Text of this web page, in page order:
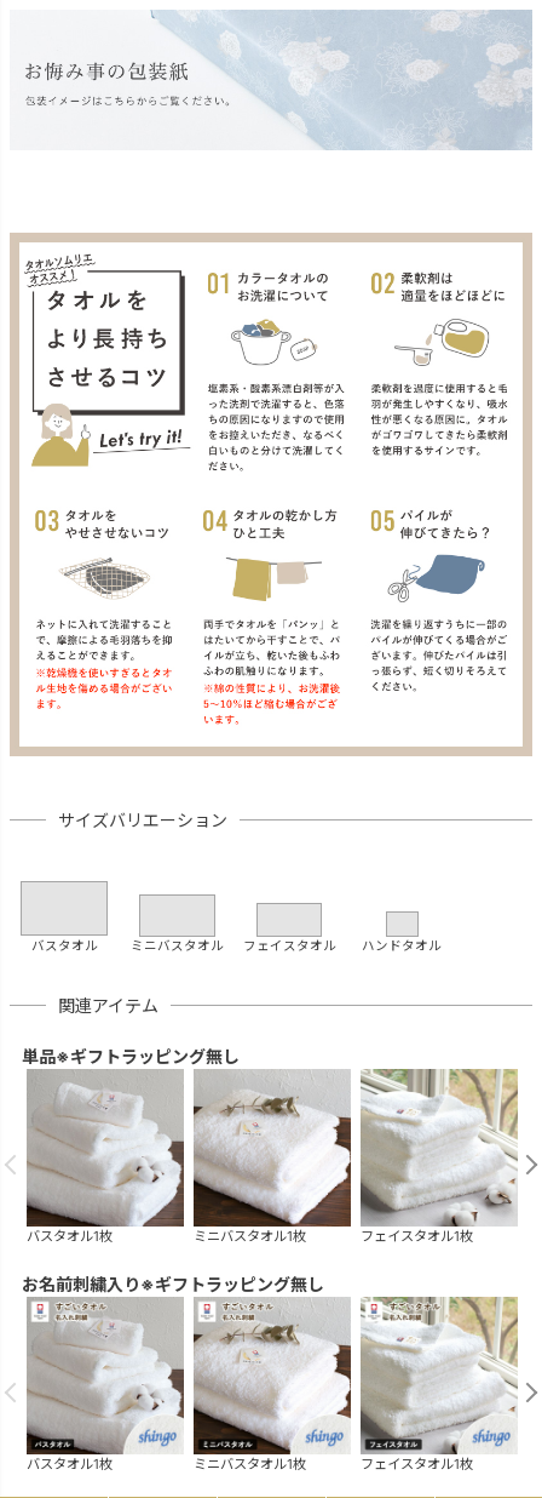
サイズバリエーション
バスタオル ミニバスタオル フェイスタオル ハンドタオル
関連アイテム
単品※ギフトラッピング無し
バスタオル1枚 ミニバスタオル1枚 フェイスタオル1枚
お名前刺繍入り※ギフトラッピング無し
バスタオル1枚 ミニバスタオル1枚 フェイスタオル1枚